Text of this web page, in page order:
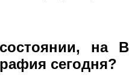
на
сегодня?